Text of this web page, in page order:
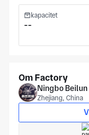
kapacitet
--
Om Factory
Ningbo
Zhejiang, China